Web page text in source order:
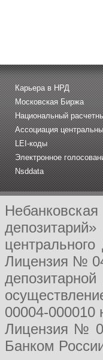
Карьера в НРД
Московская Биржа
Национальный
Ассоциация
LEI-коды
Электронное
Nsddata
Лицензия №
00004-000010
Лицензия №
Банком